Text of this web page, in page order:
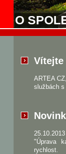
O
Vítejte
ARTEA
službách
"Úprava
rychlost.